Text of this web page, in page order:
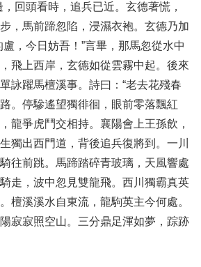
回頭看時，追兵已近。玄德著慌，
，馬前蹄忽陷，浸濕衣袍。玄德乃加
，今日妨吾！”言畢，那馬忽從水中
飛上西岸，玄德如從雲霧中起。後來
詠躍馬檀溪事。詩曰：“老去花殘春
。停驂遙望獨徘徊，眼前零落飄紅
龍爭虎鬥交相持。襄陽會上王孫飲，
獨出西門道，背後追兵復將到。一川
往前跳。馬蹄踏碎青玻璃，天風響處
走，波中忽見雙龍飛。西川獨霸真英
檀溪溪水自東流，龍駒英主今何處。
寂寂照空山。三分鼎足渾如夢，踪跡